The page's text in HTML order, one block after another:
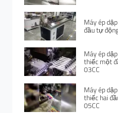
Máy ép
đầu tự
Máy ép
thiếc một
03CC
Máy ép
thiếc hai
05CC